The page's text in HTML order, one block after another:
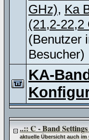
GHz), Ka
(21,2-22,2
(Benutzer
Besucher)
KA-
..:: C - Band
aktuelle Übersicht auch im